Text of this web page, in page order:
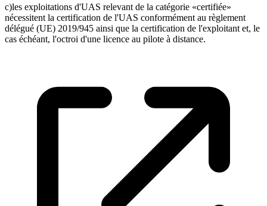
c)les exploitations d'UAS relevant de la catégorie «certifiée»
nécessitent la certification de l'UAS conformément au règlement
délégué (UE) 2019/945 ainsi que la certification de l'exploitant et, le
cas échéant, l'octroi d'une licence au pilote à distance.